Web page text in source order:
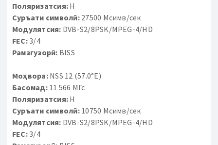
Поляризатсия: H
Суръати символӣ:27500 Мсимв/сек
Модулятсия: DVB-S2/8PSK/MPEG-4/HD
FEC:3/4
Рамзгузорӣ: BISS
Моҳвора:NSS 12 (57.0°E)
Басомад:11 566 МГс
Поляризатсия: H
Суръати символӣ:10750 Мсимв/сек
Модулятсия: DVB-S2/8PSK/MPEG-4/HD
FEC:3/4